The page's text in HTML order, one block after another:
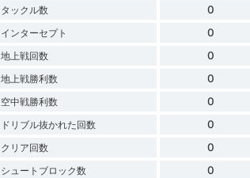
タックル数 0
インターセプト 0
地上戦回数 0
地上戦勝利数 0
空中戦勝利数 0
ドリブル抜かれた回数 0
クリア回数 0
シュートブロック数 0